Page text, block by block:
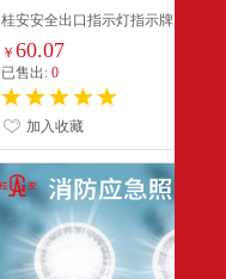
桂安安全出口指示灯指示牌 桂安安
指示灯应急灯
￥60.07
已售出:0
加入收藏